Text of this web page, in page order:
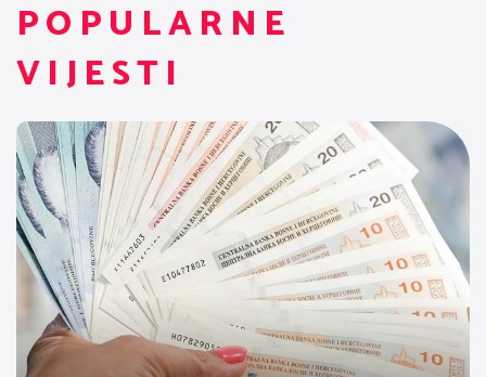
POPULARNE
VIJESTI